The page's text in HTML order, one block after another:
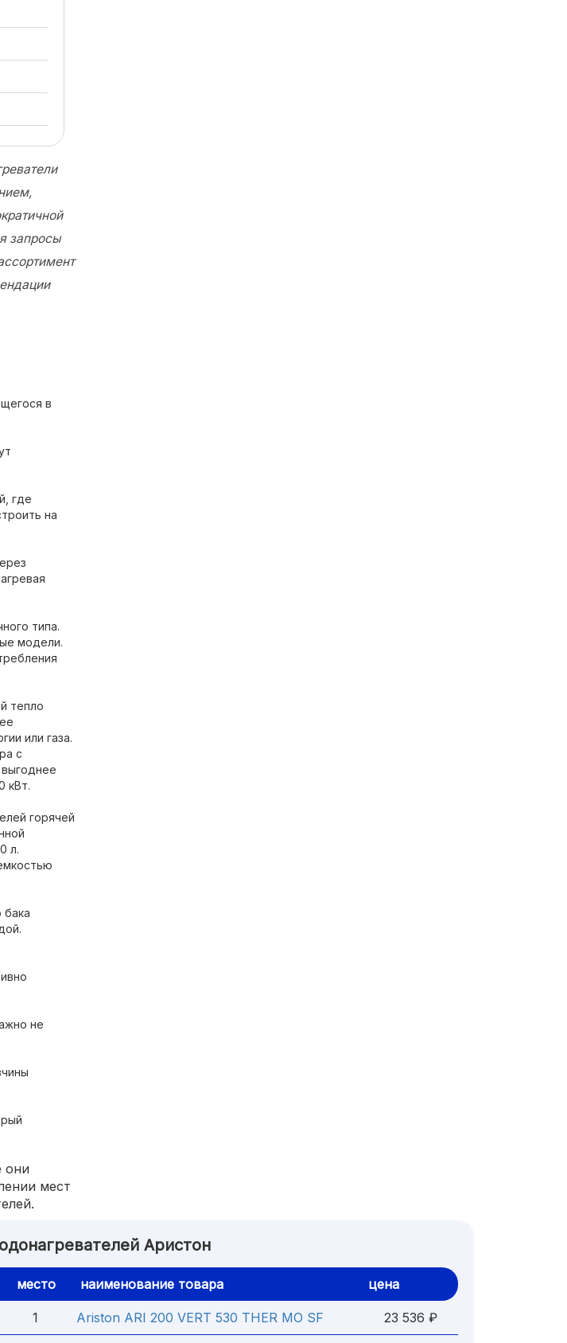
запросы
в
где
на
типа.
модели.
тепло
или газа.
с
кВт.
горячей
л.
бака
не
они
мест
Аристон
место наименование товара цена
1 Ariston ARI 200 VERT 530 THER MO SF 23 536 ₽